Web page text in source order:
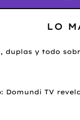
LO
duplas y todo
Domundi TV